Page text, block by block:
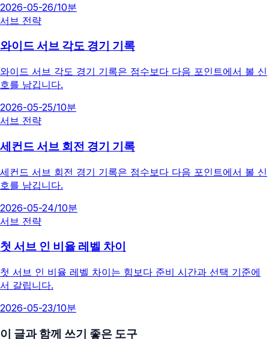
2026-05-26/10분
서브 전략
와이드 서브 각도 경기 기록
와이드 서브 각도 경기 기록은 점수보다 다음 포인트에서 볼 신
호를 남깁니다.
2026-05-25/10분
서브 전략
세컨드 서브 회전 경기 기록
세컨드 서브 회전 경기 기록은 점수보다 다음 포인트에서 볼 신
호를 남깁니다.
2026-05-24/10분
서브 전략
첫 서브 인 비율 레벨 차이
첫 서브 인 비율 레벨 차이는 힘보다 준비 시간과 선택 기준에
서 갈립니다.
2026-05-23/10분
이 글과 함께 쓰기 좋은 도구